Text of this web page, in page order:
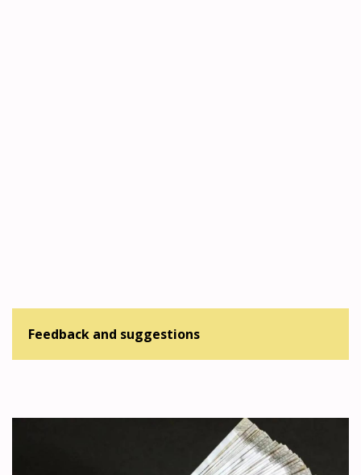
Feedback and suggestions